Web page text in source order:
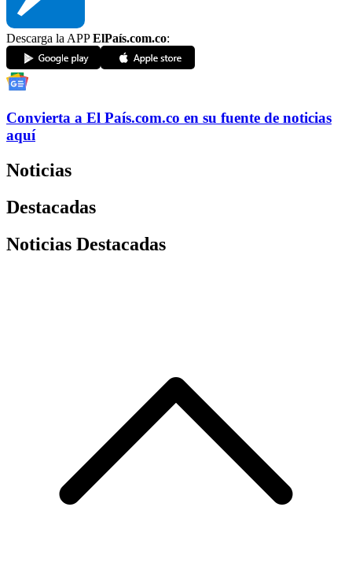
Descarga la APPElPaís.com.co:
Convierta a El País.com.co en su fuente de noticias
aquí
Noticias
Destacadas
Noticias Destacadas